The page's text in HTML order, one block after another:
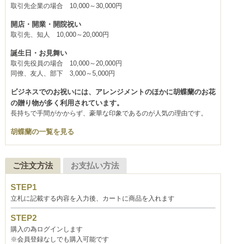
取引先企業の場合 10,000～30,000円
開店・開業・開院祝い
取引先、知人 10,000～20,000円
誕生日・お見舞い
取引先役員の場合 10,000～20,000円
同僚、友人、部下 3,000～5,000円
ビジネスでのお祝いには、アレンジメントのほかに胡蝶蘭のお花
の贈り物が多く利用されています。
長持ちで手間がかからず、豪華な印象であるのが人気の理由です。
胡蝶蘭の一覧を見る
ご注文方法 お支払い方法
立札に記載する内容を入力後、カートに商品を入れます
購入の為ログインします
※会員登録なしでも購入可能です